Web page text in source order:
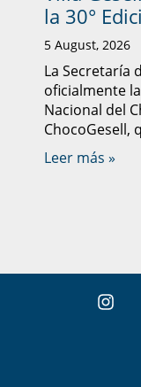
la 30°
5 August, 2026
La Secretaría
oficialmente
Nacional del
ChocoGesell,
Leer más »